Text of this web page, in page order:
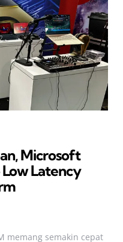
Microsoft
Latency
memang semakin cepat